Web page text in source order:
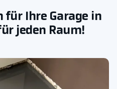
für Ihre Garage in
jeden Raum!